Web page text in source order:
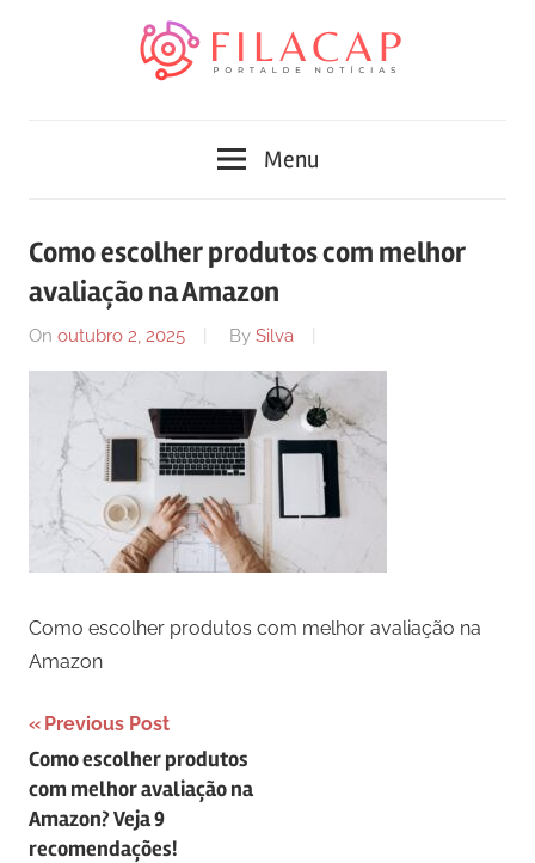
notícias
FilaCap
com
informações
relevantes.
Menu
Como escolher produtos com melhor
avaliação na Amazon
On outubro 2, 2025 By Silva
Como escolher produtos com melhor avaliação na
Amazon
Navegação
de
Post
Previous Post
Como escolher produtos
com melhor avaliação na
Amazon? Veja 9
recomendações!